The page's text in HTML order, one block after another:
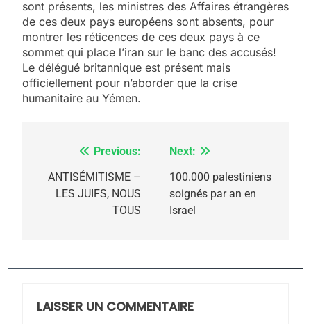
sont présents, les ministres des Affaires étrangères
de ces deux pays européens sont absents, pour
montrer les réticences de ces deux pays à ce
sommet qui place l’iran sur le banc des accusés!
Le délégué britannique est présent mais
officiellement pour n’aborder que la crise
humanitaire au Yémen.
Navigation
de
Previous:
ANTISÉMITISME –
LES JUIFS, NOUS
TOUS
Next:
100.000 palestiniens
soignés par an en
Israel
LAISSER UN COMMENTAIRE
5
2025, l’année la plus
meurtrière selon le
rapport d’ADL contre
l’antisémitisme
FRANCE ISRAÉL
POURQUOI JE REVENDIQUE
MA JUDAÏTE par Thérèse
Zrihen-Dvir
ISRAÉL JUDAISME
JUDAISME
8